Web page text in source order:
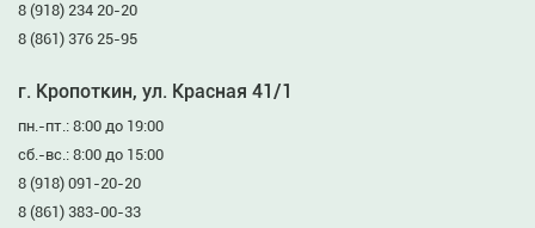
8 (918) 234 20-20
8 (861) 376 25-95
г. Кропоткин, ул. Красная 41/1
пн.-пт.: 8:00 до 19:00
сб.-вс.: 8:00 до 15:00
8 (918) 091-20-20
8 (861) 383-00-33